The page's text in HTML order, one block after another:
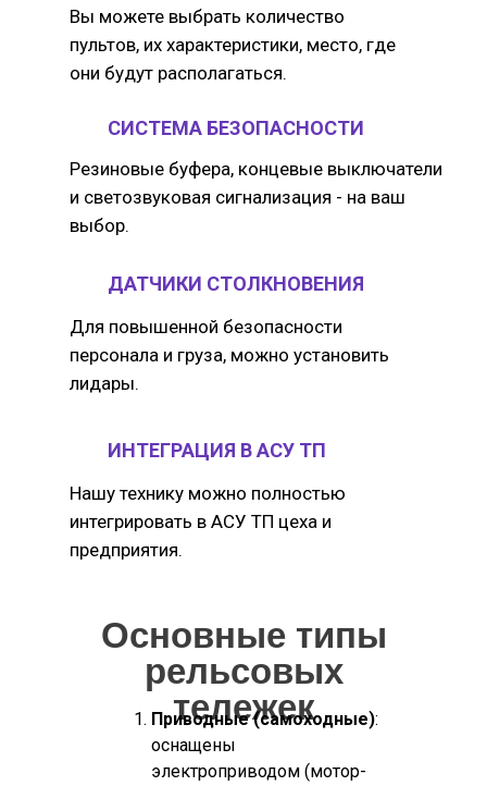
Вы можете выбрать количество
пультов, их характеристики, место, где
они будут располагаться.
ДАТЧИКИ СТОЛКНОВЕНИЯ
Для повышенной безопасности
персонала и груза, можно установить
лидары.
СИСТЕМА БЕЗОПАСНОСТИ
Резиновые буфера, концевые выключатели
и светозвуковая сигнализация - на ваш
выбор.
ИНТЕГРАЦИЯ В АСУ ТП
Нашу технику можно полностью
интегрировать в АСУ ТП цеха и
предприятия.
Основные типы
рельсовых
тележек
Приводные (самоходные):
оснащены
электроприводом (мотор-